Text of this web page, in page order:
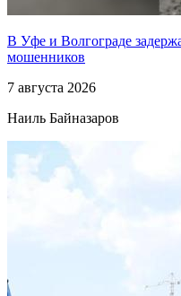
В Уфе и Волгограде
мошенников
7 августа 2026
Наиль Байназаров